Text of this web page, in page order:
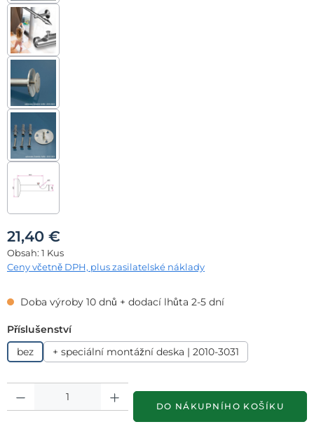
21,40 €
Obsah: 1 Kus
Ceny včetně DPH, plus zasilatelské náklady
Doba výroby 10 dnů + dodací lhůta 2-5 dní
Vyberte
Příslušenství
bez + speciální montážní deska | 2010-3031
DO NÁKUPNÍHO KOŠÍKU